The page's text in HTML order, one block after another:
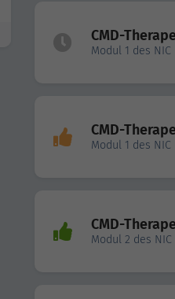
CMD-
Modul 1 des NIC
CMD-
Modul 1 des NIC
CMD-
Modul 2 des